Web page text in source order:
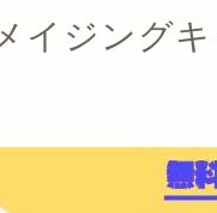
イジング